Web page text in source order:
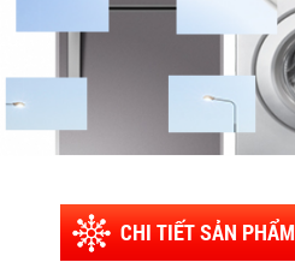
CHI TIẾT SẢN PHẨM